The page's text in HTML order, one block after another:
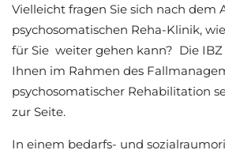
Vielleicht fragen Sie sich nach dem
psychosomatischen Reha-Klinik,
für Sie weiter gehen kann? Die
Ihnen im Rahmen des
psychosomatischer Rehabilitation
zur Seite.
In einem bedarfs- und